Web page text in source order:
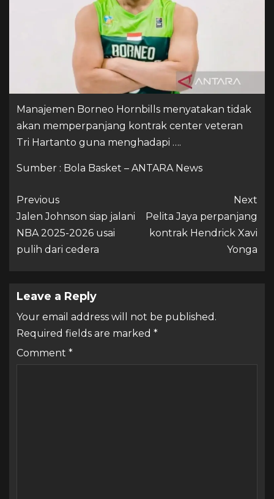
Manajemen Borneo Hornbills menyatakan tidak
akan memperpanjang kontrak center veteran
Tri Hartanto guna menghadapi ….
Sumber : Bola Basket – ANTARA News
Previous
Jalen Johnson siap jalani
NBA 2025-2026 usai
pulih dari cedera
Next
Pelita Jaya perpanjang
kontrak Hendrick Xavi
Yonga
Leave a Reply
Your email address will not be published.
Required fields are marked *
Comment *